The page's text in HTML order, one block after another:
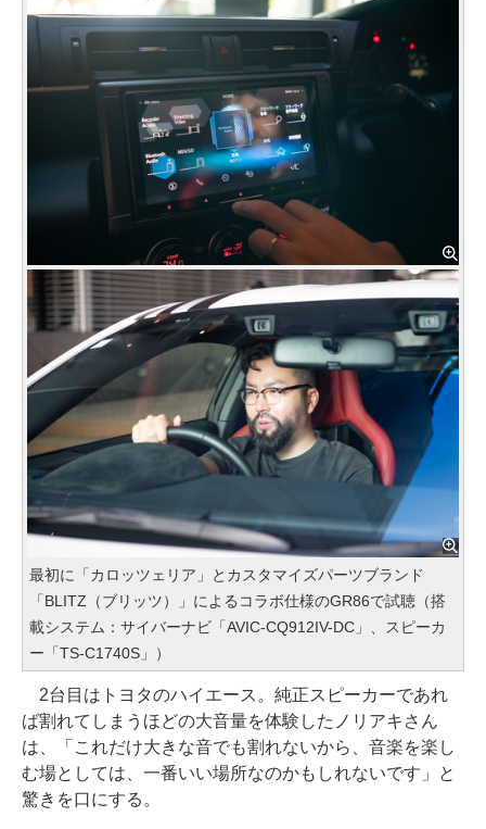
最初に「カロッツェリア」とカスタマイズパーツブランド
「BLITZ（ブリッツ）」によるコラボ仕様のGR86で試聴（搭
載システム：サイバーナビ「AVIC-CQ912IV-DC」、スピーカ
ー「TS-C1740S」）
2台目はトヨタのハイエース。純正スピーカーであれ
ば割れてしまうほどの大音量を体験したノリアキさん
は、「これだけ大きな音でも割れないから、音楽を楽し
む場としては、一番いい場所なのかもしれないです」と
驚きを口にする。